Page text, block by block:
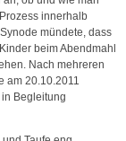
innerhalb
mündete, dass
beim Abendmahl
Nach mehreren
am 20.10.2011
Begleitung